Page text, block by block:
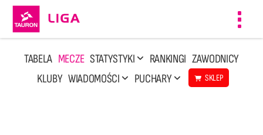
TABELA MECZE STATYSTYKI RANKINGI ZAWODNICY
KLUBY WIADOMOŚCI PUCHARY SKLEP